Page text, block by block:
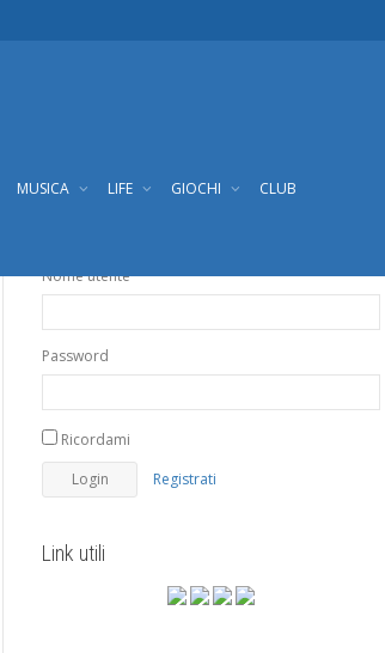
MUSICA LIFE GIOCHI CLUB
Nome utente
Password
Ricordami
Registrati
Link utili